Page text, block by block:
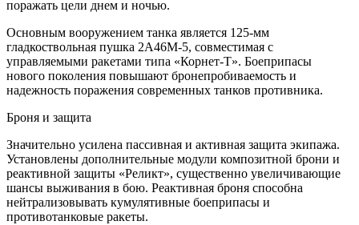
поражать цели днем и ночью.
Основным вооружением танка является 125-мм
гладкоствольная пушка 2A46M-5, совместимая с
управляемыми ракетами типа «Корнет-Т». Боеприпасы
нового поколения повышают бронепробиваемость и
надежность поражения современных танков противника.
Броня и защита
Значительно усилена пассивная и активная защита экипажа.
Установлены дополнительные модули композитной брони и
реактивной защиты «Реликт», существенно увеличивающие
шансы выживания в бою. Реактивная броня способна
нейтрализовывать кумулятивные боеприпасы и
противотанковые ракеты.